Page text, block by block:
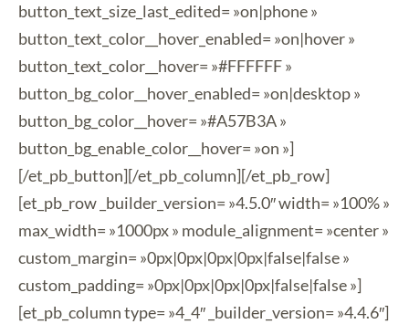
button_text_size_last_edited= »on|phone »
button_text_color__hover_enabled= »on|hover »
button_text_color__hover= »#FFFFFF »
button_bg_color__hover_enabled= »on|desktop »
button_bg_color__hover= »#A57B3A »
button_bg_enable_color__hover= »on »]
[/et_pb_button][/et_pb_column][/et_pb_row]
[et_pb_row _builder_version= »4.5.0″ width= »100% »
max_width= »1000px » module_alignment= »center »
custom_margin= »0px|0px|0px|0px|false|false »
custom_padding= »0px|0px|0px|0px|false|false »]
[et_pb_column type= »4_4″ _builder_version= »4.4.6″]